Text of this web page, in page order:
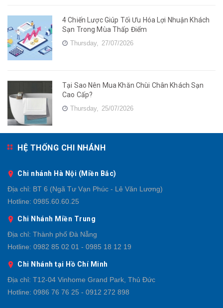
4 Chiến Lược Giúp Tối Ưu Hóa Lợi Nhuận Khách
Sạn Trong Mùa Thấp Điểm
Thursday, 27/07/2026
Tại Sao Nên Mua Khăn Chùi Chân Khách Sạn
Cao Cấp?
Thursday, 25/07/2026
HỆ THỐNG CHI NHÁNH
Chi nhánh Hà Nội (Miền Bắc)
Địa chỉ: BT 6 (Ngã Tư Vạn Phúc - Lê Văn Lương)
Hotline: 0985.60.60.25
Chi Nhánh Miền Trung
Địa chỉ: Thành phố Đà Nẵng
Hotline: 0982 85 02 01 - 0985 18 12 19
Chi Nhánh tại Hồ Chí Minh
Địa chỉ: T12-04 Vinhome Grand Park, Thủ Đức
Hotline: 0986 76 76 25 - 0912 272 898